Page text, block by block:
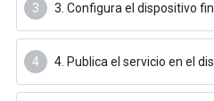
3. Configura el dispositivo
4. Publica el servicio en el